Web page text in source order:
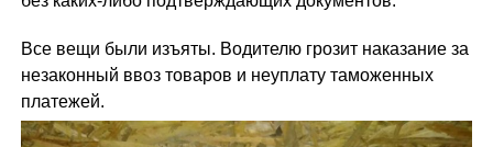
Все вещи были изъяты. Водителю грозит наказание за
незаконный ввоз товаров и неуплату таможенных
платежей.